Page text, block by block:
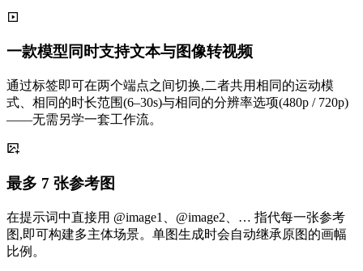
一款模型同时支持文本与图像转视频
通过标签即可在两个端点之间切换,二者共用相同的运动模
式、相同的时长范围(6–30s)与相同的分辨率选项(480p / 720p)
——无需另学一套工作流。
最多 7 张参考图
在提示词中直接用 @image1、@image2、… 指代每一张参考
图,即可构建多主体场景。单图生成时会自动继承原图的画幅
比例。